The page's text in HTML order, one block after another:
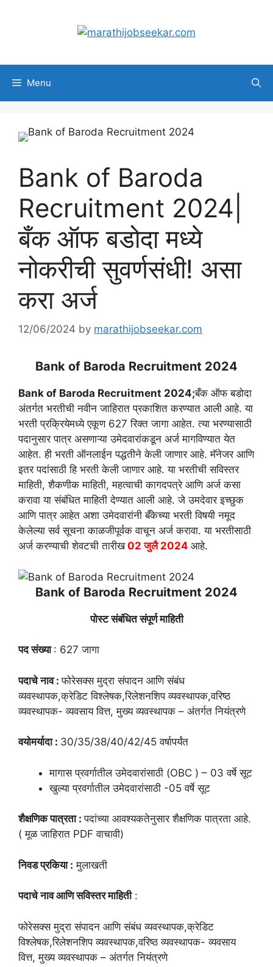
Menu
Bank of Baroda
Recruitment 2024|
बँक ऑफ बडोदा मध्ये
नोकरीची सुवर्णसंधी! असा
करा अर्ज
12/06/2024 by marathijobseekar.com
Bank of Baroda Recruitment 2024
Bank of Baroda Recruitment 2024;बँक ऑफ बडोदा
अंतर्गत भरतीची नवीन जाहिरात प्रकाशित करण्यात आली आहे. या
भरती प्रक्रियेमध्ये एकूण 627 रिक्त जागा आहेत. त्या भरण्यासाठी
पदानुसार पात्र असणाऱ्या उमेदवारांकडून अर्ज मागविण्यात येत
आहेत. ही भरती ऑनलाईन पद्धतीने केली जाणार आहे. मॅनेजर आणि
इतर पदांसाठी हि भरती केली जाणार आहे. या भरतीची सविस्तर
माहिती, शैकणीक माहिती, महत्वाची कागदपत्रे आणि अर्ज कसा
करावा या संबंधित माहिती देण्यात आली आहे. जे उमदेवार इच्छुक
आणि पात्र आहेत अशा उमेदवारांनी बँकेच्या भरती विषयी नमूद
केलेल्या सर्व सूचना काळजीपूर्वक वाचून अर्ज करावा. या भरतीसाठी
अर्ज करण्याची शेवटची तारीख 02 जुलै 2024 आहे.
Bank of Baroda Recruitment 2024
पोस्ट संबंधित संपूर्ण माहिती
पद संख्या : 627 जागा
पदाचे नाव :फोरेसक्स मुद्रा संपादन आणि संबंध
व्यवस्थापक,क्रेडिट विश्लेषक,रिलेशनशिप व्यवस्थापक,वरिष्ठ
व्यवस्थापक- व्यवसाय वित्त, मुख्य व्यवस्थापक – अंतर्गत नियंत्रणे
वयोमर्यादा : 30/35/38/40/42/45 वर्षापर्यंत
मागास प्रवर्गातील उमेदवारांसाठी (OBC ) – 03 वर्षे सूट
खुल्या प्रवर्गातील उमेदवारांसाठी -05 वर्षे सूट
शैक्षणिक पात्रता :पदांच्या आवश्यकतेनुसार शैक्षणिक पात्रता आहे.
( मूळ जाहिरात PDF वाचावी)
निवड प्रकिया : मुलाखती
पदाचे नाव आणि सविस्तर माहिती:
फोरेसक्स मुद्रा संपादन आणि संबंध व्यवस्थापक,क्रेडिट
विश्लेषक,रिलेशनशिप व्यवस्थापक,वरिष्ठ व्यवस्थापक- व्यवसाय
वित्त, मुख्य व्यवस्थापक – अंतर्गत नियंत्रणे